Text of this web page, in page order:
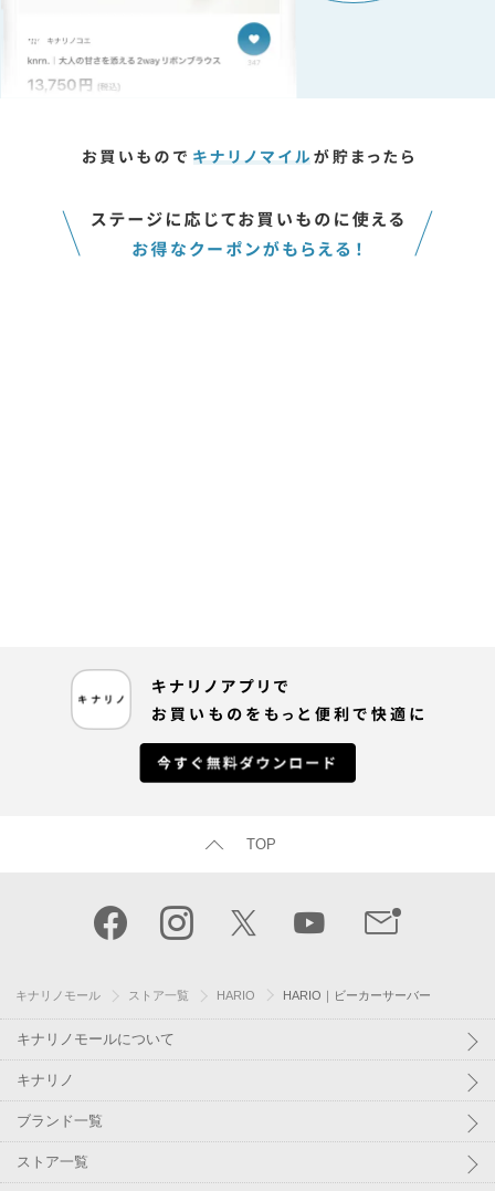
TOP
キナリノモール ストア一覧 HARIO HARIO｜ビーカーサーバー
キナリノモールについて
キナリノ
ブランド一覧
ストア一覧